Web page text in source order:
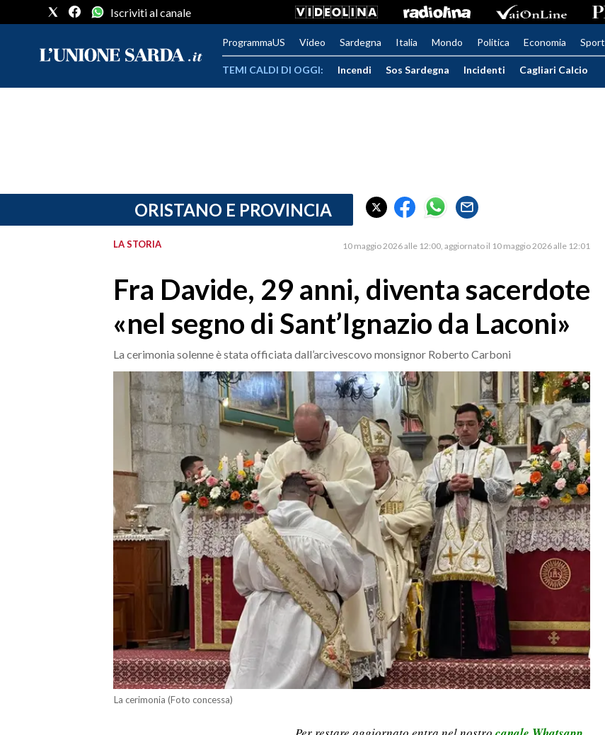
PROVINCIA DI CAGLIARI
SERVIZI ALLE IMPRESE
Iscriviti al canale
ProgrammaUS Video Sardegna Italia Mondo Politica Economia Sport
TEMI CALDI DI OGGI: Incendi Sos Sardegna Incidenti Cagliari Calcio
ORISTANO E PROVINCIA
LA STORIA 10 maggio 2026 alle 12:00 aggiornato il 10 maggio 2026 alle 12:01
Fra Davide, 29 anni, diventa sacerdote
«nel segno di Sant’Ignazio da Laconi»
La cerimonia solenne è stata officiata dall’arcivescovo monsignor Roberto Carboni
La cerimonia (Foto concessa)